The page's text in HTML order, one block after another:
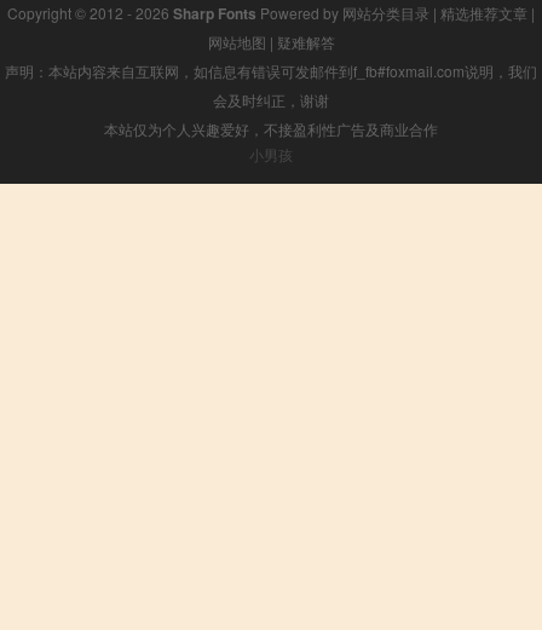
Copyright © 2012 - 2026 Sharp Fonts Powered by 网站分类目录 | 精选推荐文章 |
网站地图 | 疑难解答
声明：本站内容来自互联网，如信息有错误可发邮件到f_fb#foxmail.com说明，我们
会及时纠正，谢谢
本站仅为个人兴趣爱好，不接盈利性广告及商业合作
小男孩